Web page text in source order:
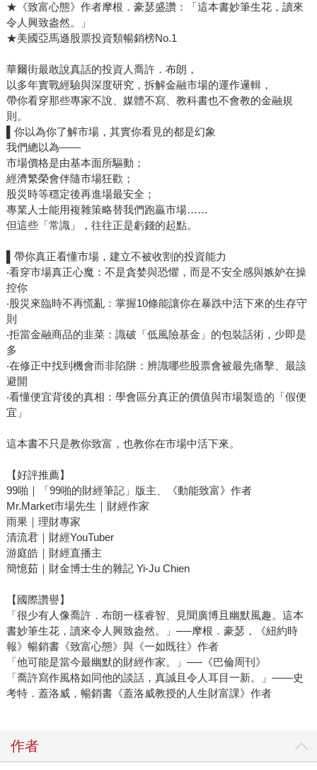
★《致富心態》作者摩根．豪瑟盛讚：「這本書妙筆生花，讀來
令人興致盎然。」
★美國亞馬遜股票投資類暢銷榜No.1
華爾街最敢說真話的投資人喬許．布朗，
以多年實戰經驗與深度研究，拆解金融市場的運作邏輯，
帶你看穿那些專家不說、媒體不寫、教科書也不會教的金融規
則。
▌你以為你了解市場，其實你看見的都是幻象
我們總以為——
市場價格是由基本面所驅動；
經濟繁榮會伴隨市場狂歡；
股災時等穩定後再進場最安全；
專業人士能用複雜策略替我們跑贏市場……
但這些「常識」，往往正是虧錢的起點。
▌帶你真正看懂市場，建立不被收割的投資能力
‧看穿市場真正心魔：不是貪婪與恐懼，而是不安全感與嫉妒在操
控你
‧股災來臨時不再慌亂：掌握10條能讓你在暴跌中活下來的生存守
則
‧拒當金融商品的韭菜：識破「低風險基金」的包裝話術，少即是
多
‧在修正中找到機會而非陷阱：辨識哪些股票會被最先痛擊、最該
避開
‧看懂便宜背後的真相：學會區分真正的價值與市場製造的「假便
宜」
這本書不只是教你致富，也教你在市場中活下來。
【好評推薦】
99啪｜「99啪的財經筆記」版主、《動能致富》作者
Mr.Market市場先生｜財經作家
雨果｜理財專家
清流君｜財經YouTuber
游庭皓｜財經直播主
簡憶茹｜財金博士生的雜記 Yi-Ju Chien
【國際讚譽】
「很少有人像喬許．布朗一樣睿智、見聞廣博且幽默風趣。這本
書妙筆生花，讀來令人興致盎然。」──摩根．豪瑟，《紐約時
報》暢銷書《致富心態》與《一如既往》作者
「他可能是當今最幽默的財經作家。」──《巴倫周刊》
「喬許寫作風格如同他的談話，真誠且令人耳目一新。」——史
考特．蓋洛威，暢銷書《蓋洛威教授的人生財富課》作者
作者